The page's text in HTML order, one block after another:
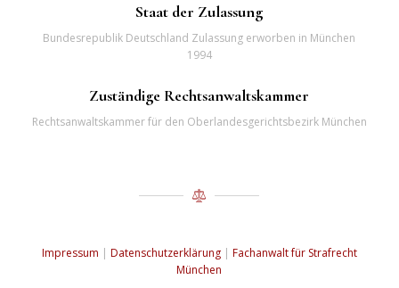
Staat der Zulassung
Bundesrepublik Deutschland Zulassung erworben in München
1994
Zuständige Rechtsanwaltskammer
Rechtsanwaltskammer für den Oberlandesgerichtsbezirk München
Impressum | Datenschutzerklärung| Fachanwalt für Strafrecht
München